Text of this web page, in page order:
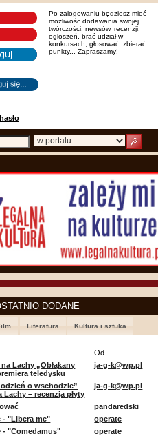
Po zalogowaniu będziesz mieć
możliwośc dodawania swojej
twórczości, newsów, recenzji,
ogłoszeń, brać udział w
konkursach, głosować, zbierać
punkty... Zapraszamy!
DODANE
Literatura Kultura i sztuka
Od
Lachy „Obłąkany
teledysku
ja-g-k@wp.pl
o wschodzie”
Lachy – recenzja płyty
ja-g-k@wp.pl
pandaredski
- "Libera me"
operate
- "Comedamus"
operate